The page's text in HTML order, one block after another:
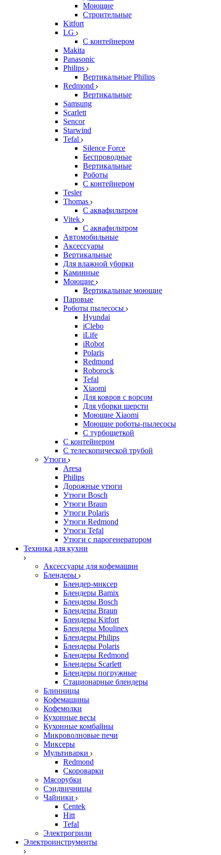
Моющие
Строительные
Kitfort
LG
С контейнером
Makita
Panasonic
Philips
Вертикальные Philips
Redmond
Вертикальные
Samsung
Scarlett
Sencor
Starwind
Tefal
Silence Force
Беспроводные
Вертикальные
Роботы
С контейнером
Tesler
Thomas
С аквафильтром
Vitek
С аквафильтром
Автомобильные
Аксессуары
Вертикальные
Для влажной уборки
Каминные
Моющие
Вертикальные моющие
Паровые
Роботы пылесосы
Hyundai
iClebo
iLife
iRobot
Polaris
Redmond
Roborock
Tefal
Xiaomi
Для ковров с ворсом
Для уборки шерсти
Моющие Xiaomi
Моющие роботы-пылесосы
С турбощеткой
С контейнером
С телескопической трубой
Утюги
Aresa
Philips
Дорожные утюги
Утюги Bosch
Утюги Braun
Утюги Polaris
Утюги Redmond
Утюги Tefal
Утюги с парогенератором
Техника для кухни
Аксессуары для кофемашин
Блендеры
Блендер-миксер
Блендеры Bamix
Блендеры Bosch
Блендеры Braun
Блендеры Kitfort
Блендеры Moulinex
Блендеры Philips
Блендеры Polaris
Блендеры Redmond
Блендеры Scarlett
Блендеры погружные
Стационарные блендеры
Блинницы
Кофемашины
Кофемолки
Кухонные весы
Кухонные комбайны
Микроволновые печи
Миксеры
Мультиварки
Redmond
Скороварки
Мясорубки
Сэндвичницы
Чайники
Centek
Hitt
Tefal
Электрогрили
Электроинструменты